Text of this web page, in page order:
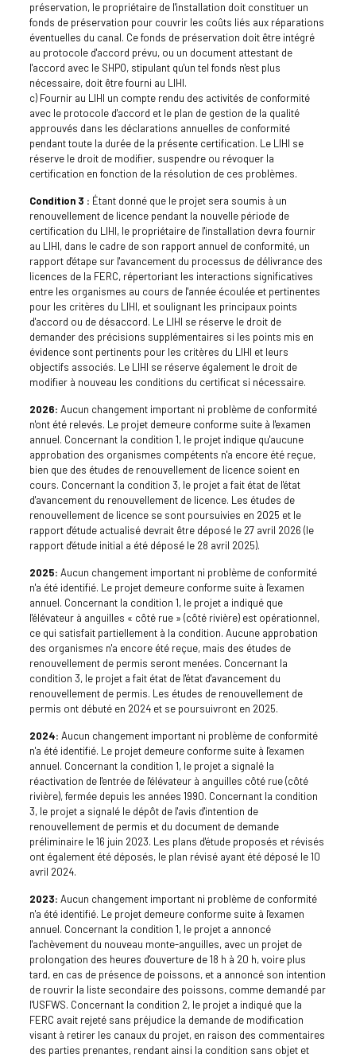
préservation, le propriétaire de l'installation doit constituer un
fonds de préservation pour couvrir les coûts liés aux réparations
éventuelles du canal. Ce fonds de préservation doit être intégré
au protocole d'accord prévu, ou un document attestant de
l'accord avec le SHPO, stipulant qu'un tel fonds n'est plus
nécessaire, doit être fourni au LIHI.
c) Fournir au LIHI un compte rendu des activités de conformité
avec le protocole d'accord et le plan de gestion de la qualité
approuvés dans les déclarations annuelles de conformité
pendant toute la durée de la présente certification. Le LIHI se
réserve le droit de modifier, suspendre ou révoquer la
certification en fonction de la résolution de ces problèmes.
Condition 3 : Étant donné que le projet sera soumis à un
renouvellement de licence pendant la nouvelle période de
certification du LIHI, le propriétaire de l'installation devra fournir
au LIHI, dans le cadre de son rapport annuel de conformité, un
rapport d'étape sur l'avancement du processus de délivrance des
licences de la FERC, répertoriant les interactions significatives
entre les organismes au cours de l'année écoulée et pertinentes
pour les critères du LIHI, et soulignant les principaux points
d'accord ou de désaccord. Le LIHI se réserve le droit de
demander des précisions supplémentaires si les points mis en
évidence sont pertinents pour les critères du LIHI et leurs
objectifs associés. Le LIHI se réserve également le droit de
modifier à nouveau les conditions du certificat si nécessaire.
2026: Aucun changement important ni problème de conformité
n'ont été relevés. Le projet demeure conforme suite à l'examen
annuel. Concernant la condition 1, le projet indique qu'aucune
approbation des organismes compétents n'a encore été reçue,
bien que des études de renouvellement de licence soient en
cours. Concernant la condition 3, le projet a fait état de l'état
d'avancement du renouvellement de licence. Les études de
renouvellement de licence se sont poursuivies en 2025 et le
rapport d'étude actualisé devrait être déposé le 27 avril 2026 (le
rapport d'étude initial a été déposé le 28 avril 2025).
2025: Aucun changement important ni problème de conformité
n'a été identifié. Le projet demeure conforme suite à l'examen
annuel. Concernant la condition 1, le projet a indiqué que
l'élévateur à anguilles « côté rue » (côté rivière) est opérationnel,
ce qui satisfait partiellement à la condition. Aucune approbation
des organismes n'a encore été reçue, mais des études de
renouvellement de permis seront menées. Concernant la
condition 3, le projet a fait état de l'état d'avancement du
renouvellement de permis. Les études de renouvellement de
permis ont débuté en 2024 et se poursuivront en 2025.
2024: Aucun changement important ni problème de conformité
n'a été identifié. Le projet demeure conforme suite à l'examen
annuel. Concernant la condition 1, le projet a signalé la
réactivation de l'entrée de l'élévateur à anguilles côté rue (côté
rivière), fermée depuis les années 1990. Concernant la condition
3, le projet a signalé le dépôt de l'avis d'intention de
renouvellement de permis et du document de demande
préliminaire le 16 juin 2023. Les plans d'étude proposés et révisés
ont également été déposés, le plan révisé ayant été déposé le 10
avril 2024.
2023: Aucun changement important ni problème de conformité
n'a été identifié. Le projet demeure conforme suite à l'examen
annuel. Concernant la condition 1, le projet a annoncé
l'achèvement du nouveau monte-anguilles, avec un projet de
prolongation des heures d'ouverture de 18 h à 20 h, voire plus
tard, en cas de présence de poissons, et a annoncé son intention
de rouvrir la liste secondaire des poissons, comme demandé par
l'USFWS. Concernant la condition 2, le projet a indiqué que la
FERC avait rejeté sans préjudice la demande de modification
visant à retirer les canaux du projet, en raison des commentaires
des parties prenantes, rendant ainsi la condition sans objet et